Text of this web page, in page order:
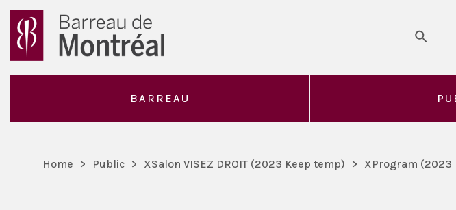
BARREAU
Home > Public > XSalon VISEZ DROIT (2023 Keep temp) > XProgram (2023